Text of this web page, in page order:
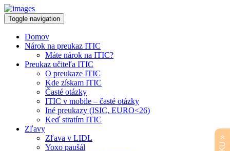
Toggle navigation
Domov
Nárok na preukaz ITIC
Máte nárok na ITIC?
Preukaz učiteľa ITIC
O preukaze ITIC
Kde získam ITIC
Časté otázky
ITIC v mobile – časté otázky
Iné preukazy (ISIC, EURO<26)
Keď stratím ITIC
Zľavy
Zľava v LIDL
Yoxo paušál